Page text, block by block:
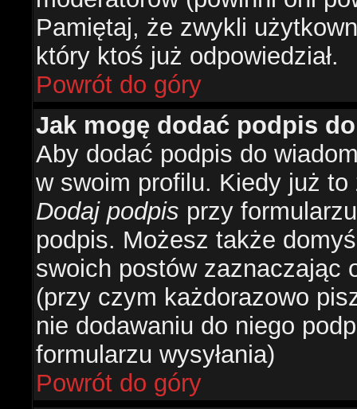
Pamiętaj, że zwykli
który ktoś już odpowiedział.
Powrót do góry
Jak mogę dodać podpis
Aby dodać podpis do
w swoim profilu. Kiedy już
Dodaj podpis przy
podpis. Możesz także
swoich postów zaznaczając
(przy czym każdorazowo
nie dodawaniu do niego
formularzu wysyłania)
Powrót do góry